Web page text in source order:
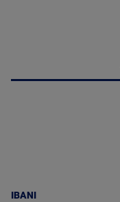
IBANI